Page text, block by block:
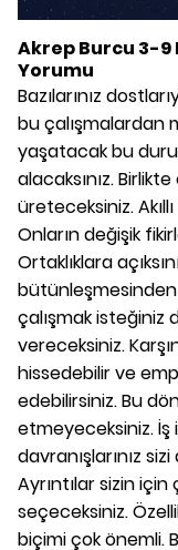
Akrep Burcu 3-9
Yorumu
Bazılarınız
bu çalışmalardan
yaşatacak bu
alacaksınız.
üreteceksiniz.
Onların değişik
Ortaklıklara
bütünleşmesinden
çalışmak
vereceksiniz.
hissedebilir ve
edebilirsiniz. Bu
etmeyeceksiniz. İş
davranışlarınız
Ayrıntılar sizin
seçeceksiniz.
biçimi çok önemli.